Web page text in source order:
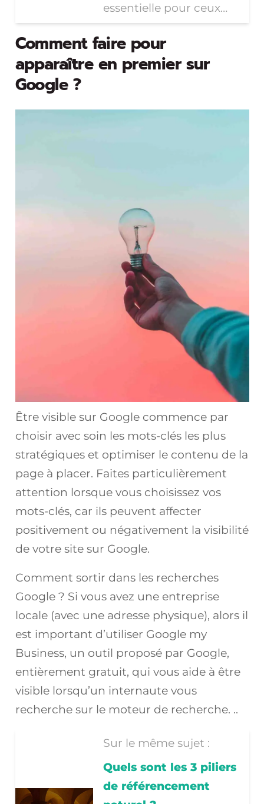
essentielle pour ceux…
Comment faire pour
apparaître en premier sur
Google ?
Être visible sur Google commence par
choisir avec soin les mots-clés les plus
stratégiques et optimiser le contenu de la
page à placer. Faites particulièrement
attention lorsque vous choisissez vos
mots-clés, car ils peuvent affecter
positivement ou négativement la visibilité
de votre site sur Google.
Comment sortir dans les recherches
Google ? Si vous avez une entreprise
locale (avec une adresse physique), alors il
est important d’utiliser Google my
Business, un outil proposé par Google,
entièrement gratuit, qui vous aide à être
visible lorsqu’un internaute vous
recherche sur le moteur de recherche. ..
Sur le même sujet :
Quels sont les 3 piliers
de référencement